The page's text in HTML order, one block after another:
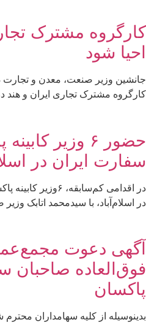
کارگروه مشترک
احیا شود
جانشین وزیر صنعت، معدن و تجارت
کارگروه مشترک تجاری ایران و هند
حضور ۶ وزیر
سفارت ایران در
در اقدامی کم‌سابقه،
در اسلام‌آباد، با سیدمحمد اتابک
آگهی دعوت
فوق‌العاده
پاكسان
بدینوسیله از کلیه سهامداران